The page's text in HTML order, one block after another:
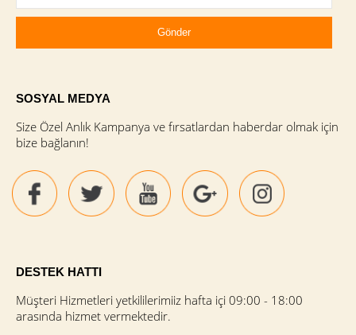
SOSYAL MEDYA
Size Özel Anlık Kampanya ve fırsatlardan haberdar olmak için
bize bağlanın!
DESTEK HATTI
Müşteri Hizmetleri yetkililerimiiz hafta içi 09:00 - 18:00
arasında hizmet vermektedir.